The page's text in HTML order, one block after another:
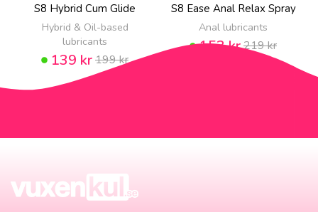
S8 Hybrid Cum Glide
Hybrid & Oil-based
lubricants
139 kr199 kr
S8 Ease Anal Relax Spray
Anal lubricants
153 kr219 kr